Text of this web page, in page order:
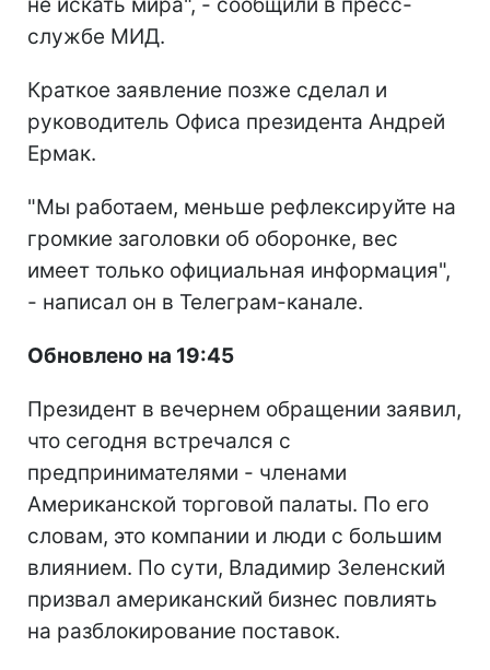
службе МИД.
Краткое заявление позже сделал и
руководитель Офиса президента Андрей
Ермак.
"Мы работаем, меньше рефлексируйте на
громкие заголовки об оборонке, вес
имеет только официальная информация",
- написал он в Телеграм-канале.
Обновлено на 19:45
Президент в вечернем обращении заявил,
что сегодня встречался с
предпринимателями - членами
Американской торговой палаты. По его
словам, это компании и люди с большим
влиянием. По сути, Владимир Зеленский
призвал американский бизнес повлиять
на разблокирование поставок.